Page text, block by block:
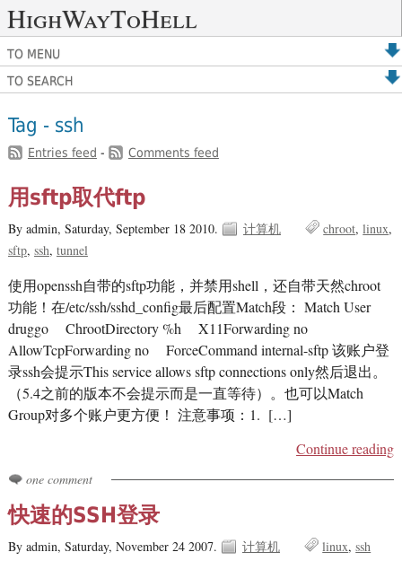
HighWayToHell
TO MENU
TO SEARCH
Tag - ssh
Entries feed - Comments feed
用sftp取代ftp
By admin, Saturday, September 18 2010. 计算机 chroot linux
sftp ssh tunnel
使用openssh自带的sftp功能，并禁用shell，还自带天然chroot
功能！在/etc/ssh/sshd_config最后配置Match段： Match User
druggo ChrootDirectory %h X11Forwarding no
AllowTcpForwarding no ForceCommand internal-sftp 该账户登
录ssh会提示This service allows sftp connections only然后退出。
（5.4之前的版本不会提示而是一直等待）。也可以Match
Group对多个账户更方便！ 注意事项：1. […]
Continue reading
one comment
快速的SSH登录
By admin, Saturday, November 24 2007. 计算机 linux ssh